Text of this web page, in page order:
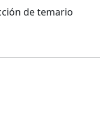
de temario